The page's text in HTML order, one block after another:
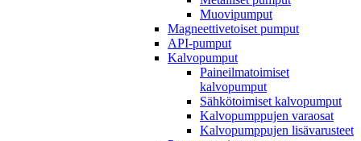
Muovipumput
Magneettivetoiset pumput
API-pumput
Kalvopumput
Paineilmatoimiset
kalvopumput
Sähkötoimiset kalvopumput
Kalvopumppujen varaosat
Kalvopumppujen lisävarusteet